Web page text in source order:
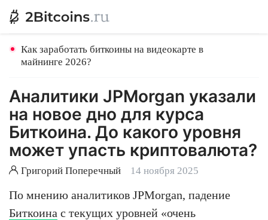
Как заработать биткоины на видеокарте в
майнинге 2026?
Аналитики JPMorgan указали
на новое дно для курса
Биткоина. До какого уровня
может упасть криптовалюта?
Григорий Поперечный 14 ноября 2025
По мнению аналитиков JPMorgan, падение
Биткоина с текущих уровней «очень